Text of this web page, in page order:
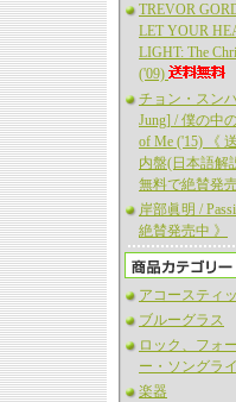
TREVOR
LET YOUR
LIGHT: The
('09)
チョン・スン
Jung] / 僕の中
of Me ('15) 《
内盤(日本語解
無料で絶賛発
岸部眞明 /
絶賛発売中 》
アコースティ
ブルーグラス
ロック、フォ
ー・ソングラ
楽器